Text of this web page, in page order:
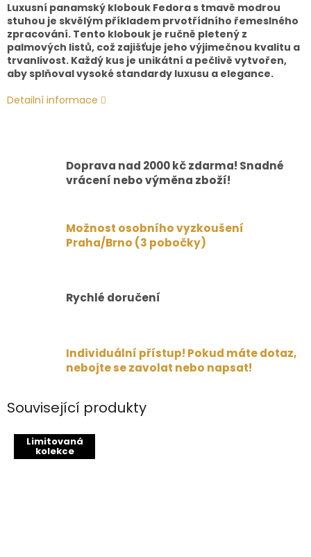
Luxusní panamský klobouk Fedora s tmavě modrou
stuhou je skvělým příkladem prvotřídního řemeslného
zpracování. Tento klobouk je ručně pletený z
palmových listů, což zajišťuje jeho výjimečnou kvalitu a
trvanlivost. Každý kus je unikátní a pečlivě vytvořen,
aby splňoval vysoké standardy luxusu a elegance.
Detailní informace
Doprava nad 2000 kč zdarma! Snadné
vrácení nebo výměna zboží!
Možnost osobního vyzkoušení
Praha/Brno (3 pobočky)
Rychlé doručení
Individuální přístup! Pokud máte dotaz,
nebojte se zavolat nebo napsat!
Související produkty
Limitovaná
kolekce